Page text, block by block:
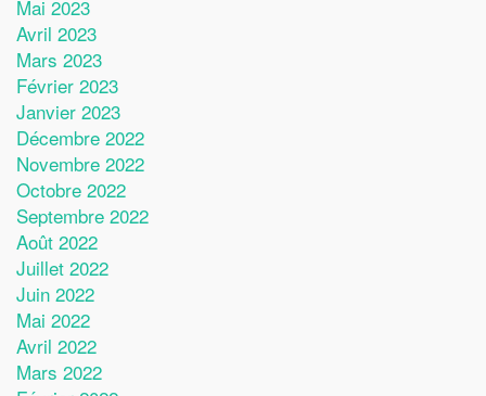
Mai 2023
Avril 2023
Mars 2023
Février 2023
Janvier 2023
Décembre 2022
Novembre 2022
Octobre 2022
Septembre 2022
Août 2022
Juillet 2022
Juin 2022
Mai 2022
Avril 2022
Mars 2022